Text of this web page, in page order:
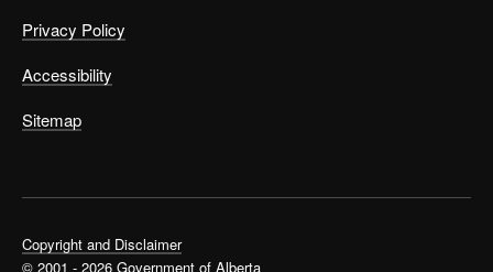
Privacy Policy
Accessibility
Sitemap
Copyright and Disclaimer
© 2001 - 2026 Government of Alberta